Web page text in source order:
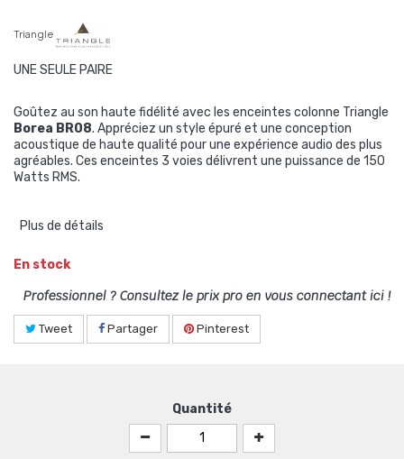
Triangle
UNE SEULE PAIRE
Goûtez au son haute fidélité avec les enceintes colonne Triangle
Borea BR08. Appréciez un style épuré et une conception
acoustique de haute qualité pour une expérience audio des plus
agréables. Ces enceintes 3 voies délivrent une puissance de 150
Watts RMS.
Plus de détails
En stock
Professionnel ? Consultez le prix pro en vous connectant ici !
Tweet Partager Pinterest
Quantité